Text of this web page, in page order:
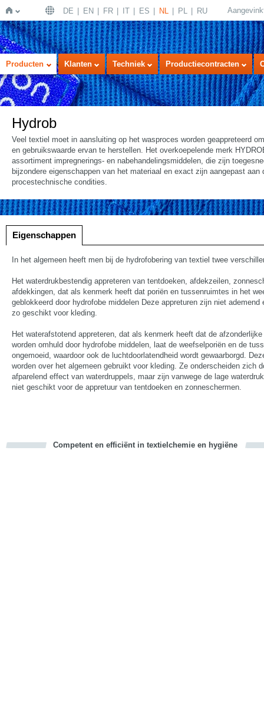
Home
DE EN FR IT ES NL PL RU
Producten Klanten Techniek Productiecontracten
Hydrob
Veel textiel moet in aansluiting op het wasproces worden geappreteerd
en gebruikswaarde ervan te herstellen. Het overkoepelende merk
assortiment impregnerings- en nabehandelingsmiddelen, die zijn
bijzondere eigenschappen van het materiaal en exact zijn aangepast aan
procestechnische condities.
Eigenschappen
In het algemeen heeft men bij de hydrofobering van textiel twee
Het waterdrukbestendig appreteren van tentdoeken, afdekzeilen,
afdekkingen, dat als kenmerk heeft dat poriën en tussenruimtes in het
geblokkeerd door hydrofobe middelen Deze appreturen zijn niet ademend
zo geschikt voor kleding.
Het waterafstotend appreteren, dat als kenmerk heeft dat de
worden omhuld door hydrofobe middelen, laat de weefselporiën en de
ongemoeid, waardoor ook de luchtdoorlatendheid wordt gewaarborgd.
worden over het algemeen gebruikt voor kleding. Ze onderscheiden zich
afparelend effect van waterdruppels, maar zijn vanwege de lage
niet geschikt voor de appretuur van tentdoeken en zonneschermen.
Competent en efficiënt in textielchemie en hygiëne